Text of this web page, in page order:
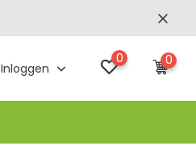
Inloggen
0 0